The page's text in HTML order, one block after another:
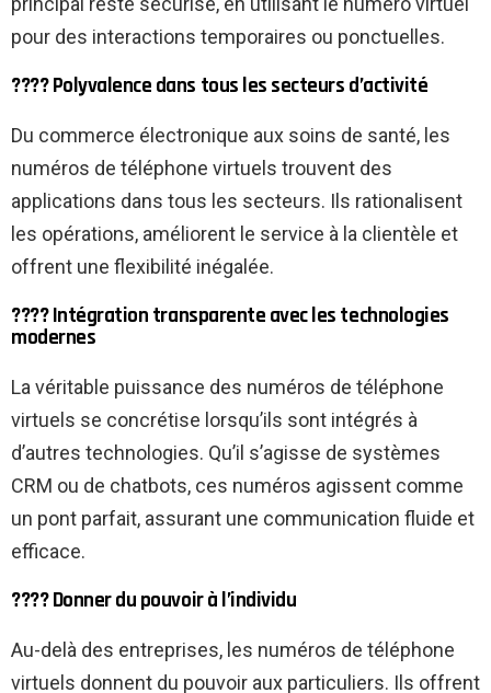
pour des interactions temporaires ou ponctuelles.
???? Polyvalence dans tous les secteurs d’activité
Du commerce électronique aux soins de santé, les
numéros de téléphone virtuels trouvent des
applications dans tous les secteurs. Ils rationalisent
les opérations, améliorent le service à la clientèle et
offrent une flexibilité inégalée.
???? Intégration transparente avec les technologies
modernes
La véritable puissance des numéros de téléphone
virtuels se concrétise lorsqu’ils sont intégrés à
d’autres technologies. Qu’il s’agisse de systèmes
CRM ou de chatbots, ces numéros agissent comme
un pont parfait, assurant une communication fluide et
efficace.
???? Donner du pouvoir à l’individu
Au-delà des entreprises, les numéros de téléphone
virtuels donnent du pouvoir aux particuliers. Ils offrent